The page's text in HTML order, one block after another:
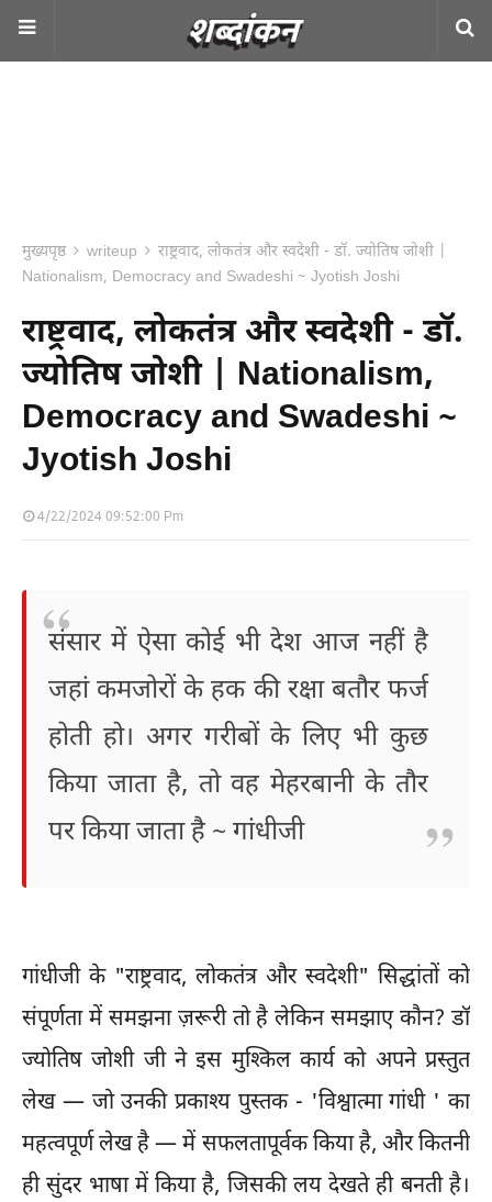
मुख्यपृष्ठ writeup
राष्ट्रवाद, लोकतंत्र और स्वदेशी - डॉ. ज्योतिष जोशी |
Nationalism, Democracy and Swadeshi ~ Jyotish Joshi
राष्ट्रवाद, लोकतंत्र और स्वदेशी - डॉ.
ज्योतिष जोशी | Nationalism,
Democracy and Swadeshi ~
Jyotish Joshi
4/22/2024 09:52:00 Pm
संसार में ऐसा कोई भी देश आज नहीं है
जहां कमजोरों के हक की रक्षा बतौर फर्ज
होती हो। अगर गरीबों के लिए भी कुछ
किया जाता है, तो वह मेहरबानी के तौर
पर किया जाता है ~ गांधीजी
गांधीजी के "राष्ट्रवाद, लोकतंत्र और स्वदेशी" सिद्धांतों को
संपूर्णता में समझना ज़रूरी तो है लेकिन समझाए कौन? डॉ
ज्योतिष जोशी जी ने इस मुश्किल कार्य को अपने प्रस्तुत
लेख — जो उनकी प्रकाश्य पुस्तक - 'विश्वात्मा गांधी ' का
महत्वपूर्ण लेख है — में सफलतापूर्वक किया है, और कितनी
ही सुंदर भाषा में किया है, जिसकी लय देखते ही बनती है।